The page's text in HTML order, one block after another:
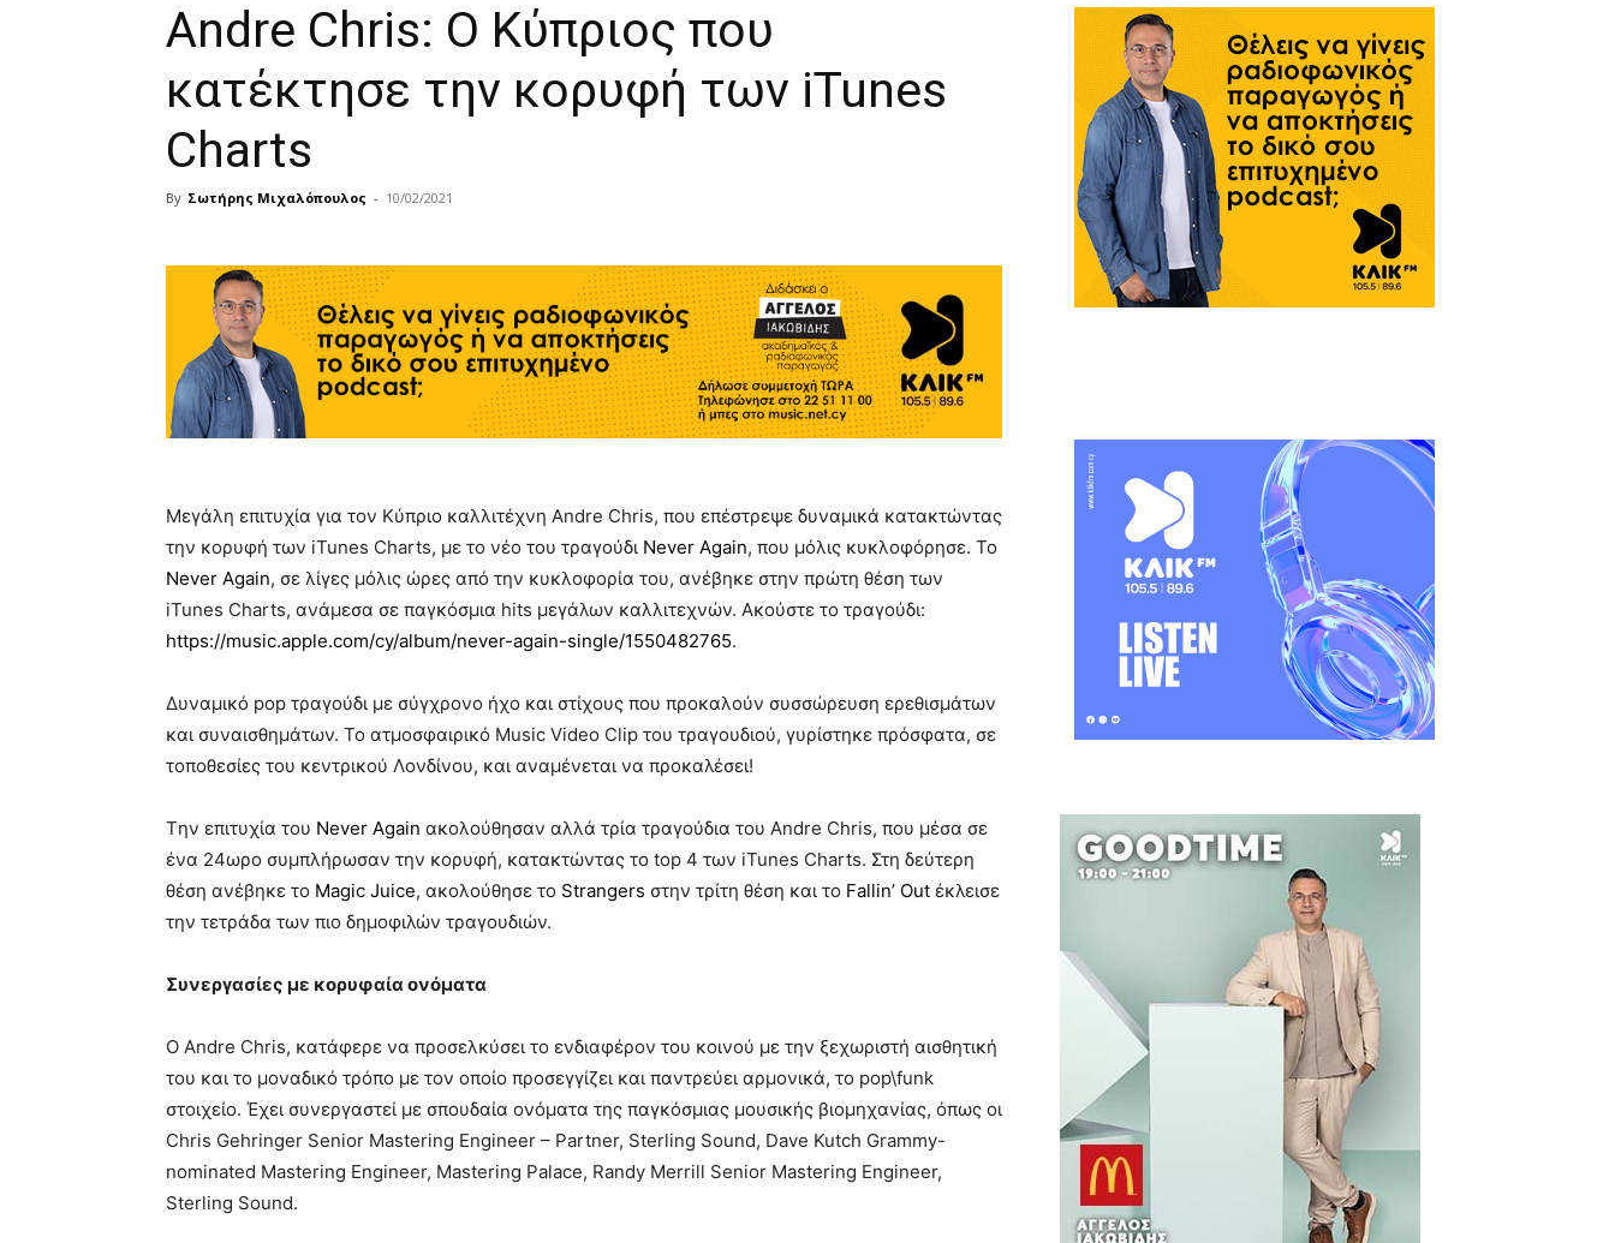
Andre Chris: Ο Κύπριος που
κατέκτησε την κορυφή των iTunes
Charts
By Σωτήρης Μιχαλόπουλος - 10/02/2021
Μεγάλη επιτυχία για τον Κύπριο καλλιτέχνη Andre Chris, που επέστρεψε δυναμικά κατακτώντας
την κορυφή των iTunes Charts, με το νέο του τραγούδι Never Again, που μόλις κυκλοφόρησε. Το
Never Again, σε λίγες μόλις ώρες από την κυκλοφορία του, ανέβηκε στην πρώτη θέση των
iTunes Charts, ανάμεσα σε παγκόσμια hits μεγάλων καλλιτεχνών. Ακούστε το τραγούδι:
https://music.apple.com/cy/album/never-again-single/1550482765.
Δυναμικό pop τραγούδι με σύγχρονο ήχο και στίχους που προκαλούν συσσώρευση ερεθισμάτων
και συναισθημάτων. Το ατμοσφαιρικό Music Video Clip του τραγουδιού, γυρίστηκε πρόσφατα, σε
τοποθεσίες του κεντρικού Λονδίνου, και αναμένεται να προκαλέσει!
Tην επιτυχία του Never Again ακολούθησαν αλλά τρία τραγούδια του Andre Chris, που μέσα σε
ένα 24ωρο συμπλήρωσαν την κορυφή, κατακτώντας το top 4 των iTunes Charts. Στη δεύτερη
θέση ανέβηκε το Magic Juice, ακολούθησε το Strangers στην τρίτη θέση και το Fallin’ Out έκλεισε
την τετράδα των πιο δημοφιλών τραγουδιών.
Συνεργασίες με κορυφαία ονόματα
Ο Andre Chris, κατάφερε να προσελκύσει το ενδιαφέρον του κοινού με την ξεχωριστή αισθητική
του και το μοναδικό τρόπο με τον οποίο προσεγγίζει και παντρεύει αρμονικά, το pop\funk
στοιχείο. Έχει συνεργαστεί με σπουδαία ονόματα της παγκόσμιας μουσικής βιομηχανίας, όπως οι
Chris Gehringer Senior Mastering Engineer – Partner, Sterling Sound, Dave Kutch Grammy-
nominated Mastering Engineer, Mastering Palace, Randy Merrill Senior Mastering Engineer,
Sterling Sound.